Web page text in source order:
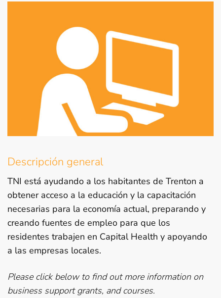
Descripción general
TNI está ayudando a los habitantes de Trenton a
obtener acceso a la educación y la capacitación
necesarias para la economía actual, preparando y
creando fuentes de empleo para que los
residentes trabajen en Capital Health y apoyando
a las empresas locales.
Please click below to find out more information on
business support grants, and courses.